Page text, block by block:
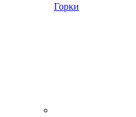
Горки